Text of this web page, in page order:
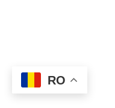
RO